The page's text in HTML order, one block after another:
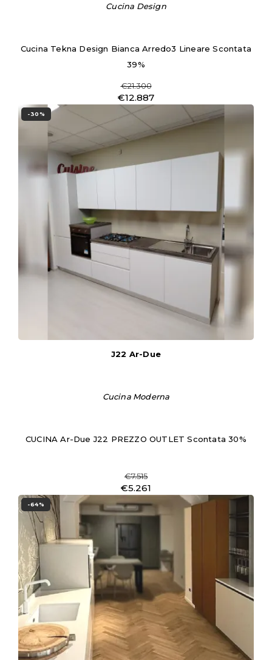
Cucina Design
Cucina Tekna Design Bianca Arredo3 Lineare Scontata
39%
€21.300
€12.887
-30%
J22 Ar-Due
Cucina Moderna
CUCINA Ar-Due J22 PREZZO OUTLET Scontata 30%
€7.515
€5.261
-64%